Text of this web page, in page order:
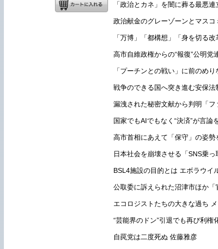
「政治とカネ」を闇に葬る最悪
政治献金のグレーゾーンとマス
「万博」「都構想」「身を切る
高市自維政権からの“報復”公明党
「プーチンとの戦い」に前のめ
戦争のできる国へ突き進む安保
漏洩された秘密文献から判明「
国家でもAIでもなく“決済”が言
高市首相にあえて「保守」の姿勢
日本社会を崩壊させる「SNS乗
BSL4施設の目的とは エボラウイ
公取委に訴えられた沼津市ほか
エコロジストたちの大きな過ち
“芸能界のドン”引退でも再び利
自罠党は二度死ぬ 佐藤雅彦